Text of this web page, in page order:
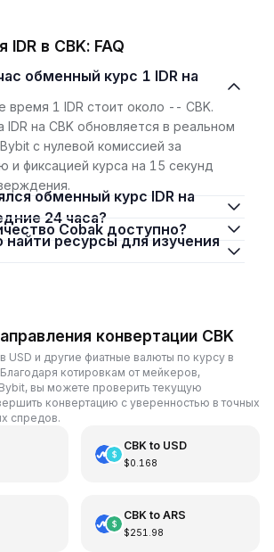
IDR в CBK: FAQ
время 1 IDR стоит около -- CBK.
IDR на CBK обновляется в реальном
с нулевой комиссией за
и фиксацией курса на 15 секунд
24 часа?
Cobak доступно?
конвертации CBK
USD и другие фиатные валюты по курсу в
котировкам от мейкеров,
вы можете проверить текущую
конвертацию с уверенностью в точных
спредов.
CBKto USD
$0.168
CBKto ARS
$251.98